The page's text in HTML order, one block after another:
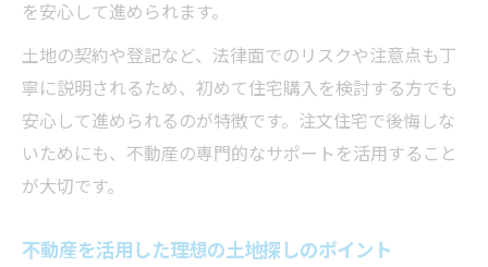
を安心して進められます。
土地の契約や登記など、法律面でのリスクや注意点も丁
寧に説明されるため、初めて住宅購入を検討する方でも
安心して進められるのが特徴です。注文住宅で後悔しな
いためにも、不動産の専門的なサポートを活用すること
が大切です。
不動産を活用した理想の土地探しのポイント